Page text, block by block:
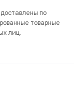
по
товарные
лиц.